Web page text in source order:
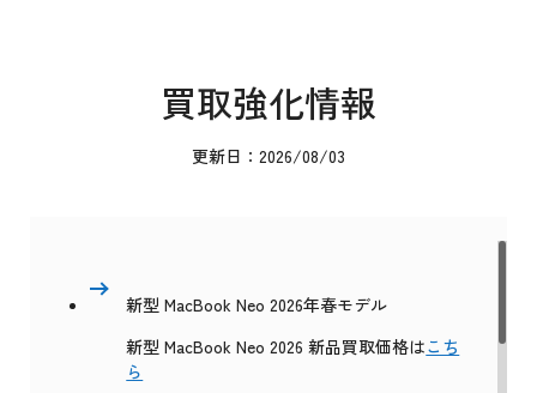
買取強化情報
更新日：2026/08/03
新型 MacBook Neo 2026年春モデル
新型 MacBook Neo 2026 新品買取価格はこち
ら